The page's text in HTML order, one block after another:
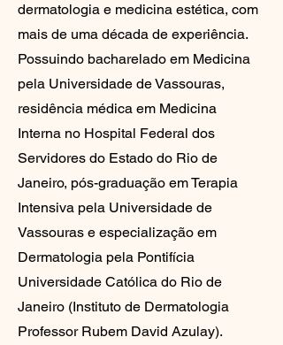
dermatologia e medicina estética, com
mais de uma década de experiência.
Possuindo bacharelado em Medicina
pela Universidade de Vassouras,
residência médica em Medicina
Interna no Hospital Federal dos
Servidores do Estado do Rio de
Janeiro, pós-graduação em Terapia
Intensiva pela Universidade de
Vassouras e especialização em
Dermatologia pela Pontifícia
Universidade Católica do Rio de
Janeiro (Instituto de Dermatologia
Professor Rubem David Azulay).